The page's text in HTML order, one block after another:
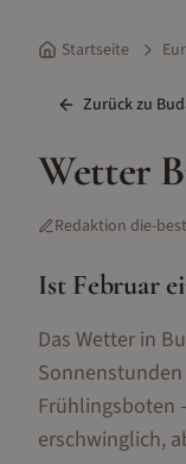
Startseite
Zurück zu
Wetter
Redaktion die-
Ist Februar
Das Wetter in
Frühlingsboten
erschwinglich,